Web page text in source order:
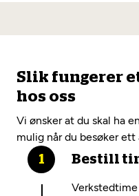
Slik fungerer
hos oss
Vi ønsker at du skal ha
mulig når du besøker ett
Bestill